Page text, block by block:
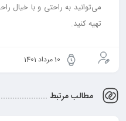
می‌توانید به راحتی و با خیال
تهیه کنید.
10 مرداد 1401
مطالب مرتبط